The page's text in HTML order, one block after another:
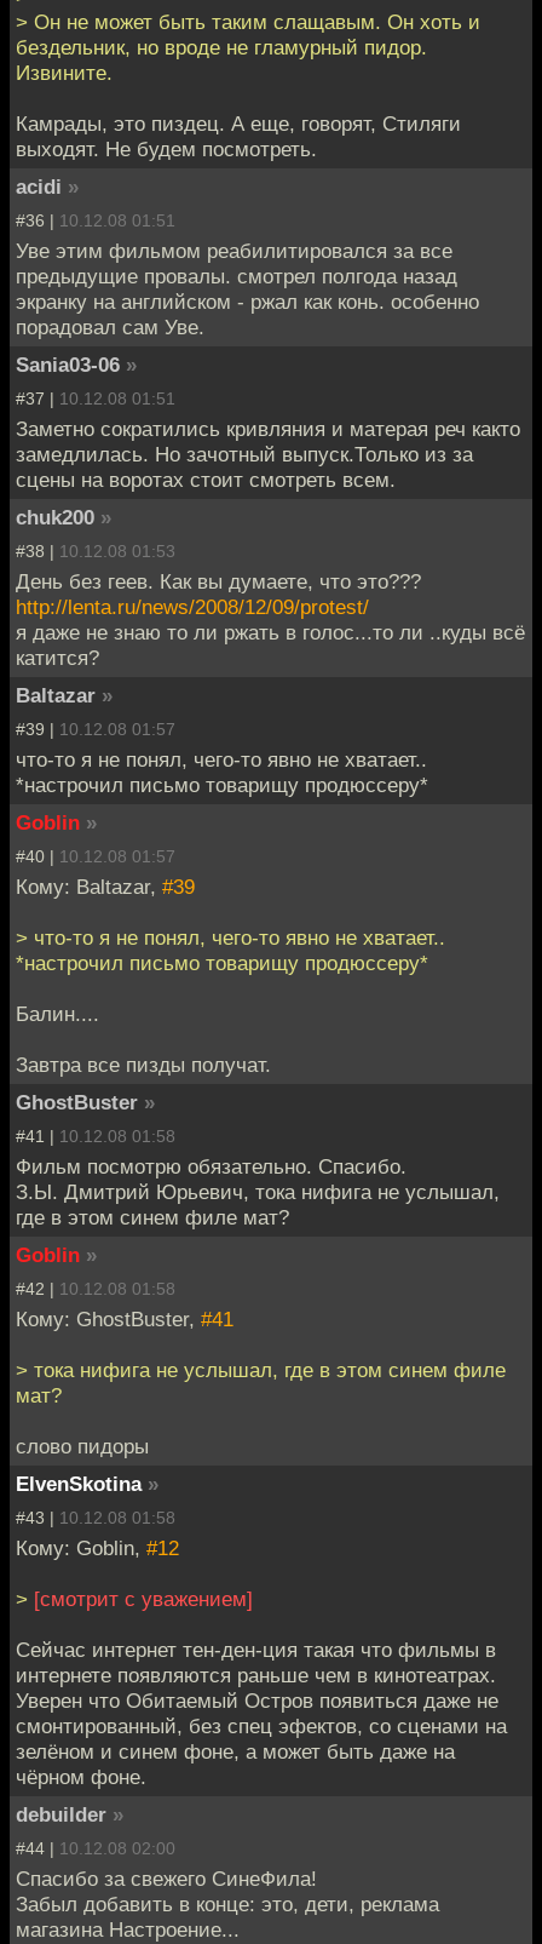
> Он не может быть таким слащавым. Он хоть и
бездельник, но вроде не гламурный пидор.
Извините.
Камрады, это пиздец. А еще, говорят, Стиляги
выходят. Не будем посмотреть.
acidi »
#36 | 10.12.08 01:51
Уве этим фильмом реабилитировался за все
предыдущие провалы. смотрел полгода назад
экранку на английском - ржал как конь. особенно
порадовал сам Уве.
Sania03-06 »
#37 | 10.12.08 01:51
Заметно сократились кривляния и матерая реч както
замедлилась. Но зачотный выпуск.Только из за
сцены на воротах стоит смотреть всем.
chuk200 »
#38 | 10.12.08 01:53
День без геев. Как вы думаете, что это???
http://lenta.ru/news/2008/12/09/protest/
я даже не знаю то ли ржать в голос...то ли ..куды всё
катится?
Baltazar »
#39 | 10.12.08 01:57
что-то я не понял, чего-то явно не хватает..
*настрочил письмо товарищу продюссеру*
Goblin »
#40 | 10.12.08 01:57
Кому: Baltazar, #39
> что-то я не понял, чего-то явно не хватает..
*настрочил письмо товарищу продюссеру*
Балин....
Завтра все пизды получат.
GhostBuster »
#41 | 10.12.08 01:58
Фильм посмотрю обязательно. Спасибо.
З.Ы. Дмитрий Юрьевич, тока нифига не услышал,
где в этом синем филе мат?
Goblin »
#42 | 10.12.08 01:58
Кому: GhostBuster, #41
> тока нифига не услышал, где в этом синем филе
мат?
слово пидоры
ElvenSkotina »
#43 | 10.12.08 01:58
Кому: Goblin, #12
> [смотрит с уважением]
Сейчас интернет тен-ден-ция такая что фильмы в
интернете появляются раньше чем в кинотеатрах.
Уверен что Обитаемый Остров появиться даже не
смонтированный, без спец эфектов, со сценами на
зелёном и синем фоне, а может быть даже на
чёрном фоне.
debuilder »
#44 | 10.12.08 02:00
Спасибо за свежего СинеФила!
Забыл добавить в конце: это, дети, реклама
магазина Настроение...